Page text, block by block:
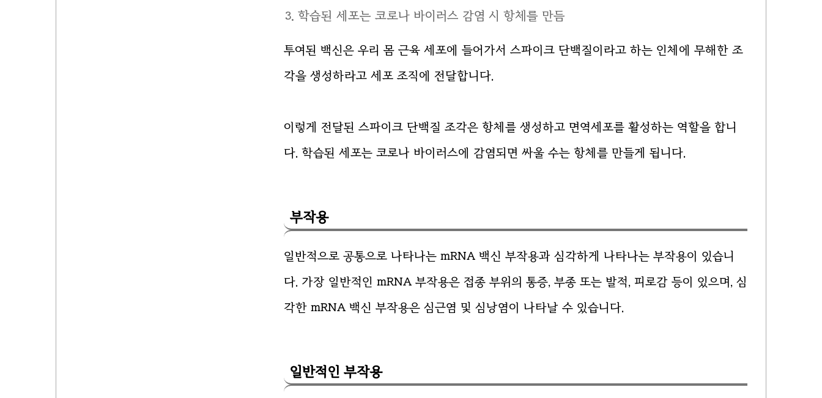
학습된 세포는 코로나 바이러스 감염 시 항체를 만듬
투여된 백신은 우리 몸 근육 세포에 들어가서 스파이크 단백질이라고 하는 인체에 무해한 조
각을 생성하라고 세포 조직에 전달합니다.
이렇게 전달된 스파이크 단백질 조각은 항체를 생성하고 면역세포를 활성하는 역할을 합니
다. 학습된 세포는 코로나 바이러스에 감염되면 싸울 수는 항체를 만들게 됩니다.
부작용
일반적으로 공통으로 나타나는 mRNA 백신 부작용과 심각하게 나타나는 부작용이 있습니
다. 가장 일반적인 mRNA 부작용은 접종 부위의 통증, 부종 또는 발적, 피로감 등이 있으며, 심
각한 mRNA 백신 부작용은 심근염 및 심낭염이 나타날 수 있습니다.
일반적인 부작용